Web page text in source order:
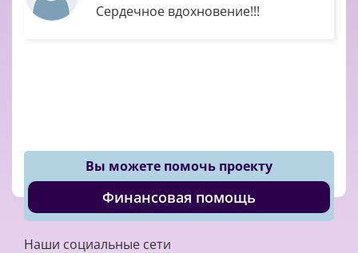
Сердечное вдохновение!!!
Вы можете помочь проекту
Финансовая помощь
Наши социальные сети